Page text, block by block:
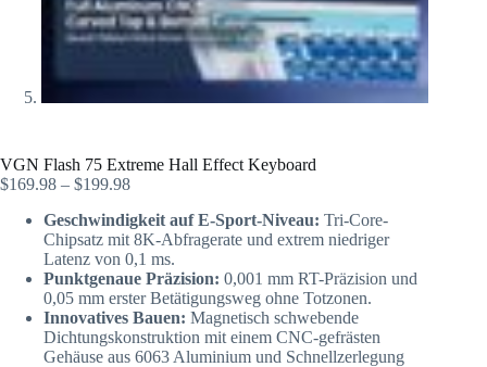
VGN Flash 75 Extreme Hall Effect Keyboard
$169.98 – $199.98
Geschwindigkeit auf E-Sport-Niveau: Tri-Core-
Chipsatz mit 8K-Abfragerate und extrem niedriger
Latenz von 0,1 ms.
Punktgenaue Präzision: 0,001 mm RT-Präzision und
0,05 mm erster Betätigungsweg ohne Totzonen.
Innovatives Bauen: Magnetisch schwebende
Dichtungskonstruktion mit einem CNC-gefrästen
Gehäuse aus 6063 Aluminium und Schnellzerlegung